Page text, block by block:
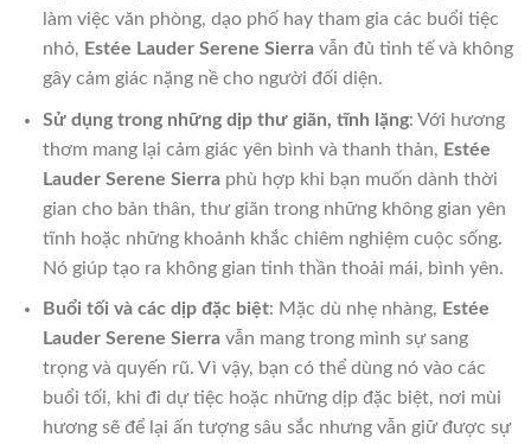
làm việc văn phòng, dạo phố hay tham gia các buổi tiệc
nhỏ, Estée Lauder Serene Sierravẫn đủ tinh tế và không
gây cảm giác nặng nề cho người đối diện.
Sử dụng trong những dịp thư giãn, tĩnh lặng: Với hương
thơm mang lại cảm giác yên bình và thanh thản, Estée
Lauder Serene Sierraphù hợp khi bạn muốn dành thời
gian cho bản thân, thư giãn trong những không gian yên
tĩnh hoặc những khoảnh khắc chiêm nghiệm cuộc sống.
Nó giúp tạo ra không gian tinh thần thoải mái, bình yên.
Buổi tối và các dịp đặc biệt: Mặc dù nhẹ nhàng, Estée
Lauder Serene Sierravẫn mang trong mình sự sang
trọng và quyến rũ. Vì vậy, bạn có thể dùng nó vào các
buổi tối, khi đi dự tiệc hoặc những dịp đặc biệt, nơi mùi
hương sẽ để lại ấn tượng sâu sắc nhưng vẫn giữ được sự